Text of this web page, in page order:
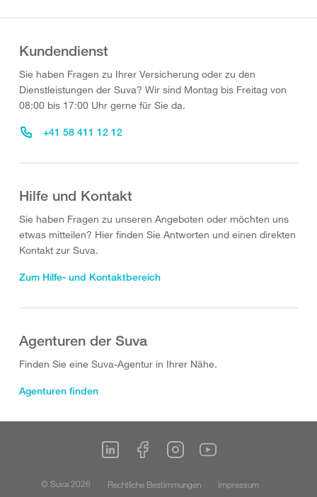
Kundendienst
Sie haben Fragen zu Ihrer Versicherung oder zu den
Dienstleistungen der Suva? Wir sind Montag bis Freitag von
08:00 bis 17:00 Uhr gerne für Sie da.
+41 58 411 12 12
Hilfe und Kontakt
Sie haben Fragen zu unseren Angeboten oder möchten uns
etwas mitteilen? Hier finden Sie Antworten und einen direkten
Kontakt zur Suva.
Zum Hilfe- und Kontaktbereich
Agenturen der Suva
Finden Sie eine Suva-Agentur in Ihrer Nähe.
Agenturen finden
© Suva 2026 Rechtliche Bestimmungen Impressum